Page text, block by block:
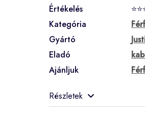
Értékelés
Kategória
Gyártó
Eladó
Ajánljuk
Részletek